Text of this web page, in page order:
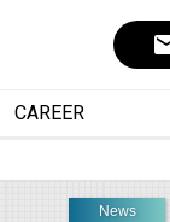
CAREER
News